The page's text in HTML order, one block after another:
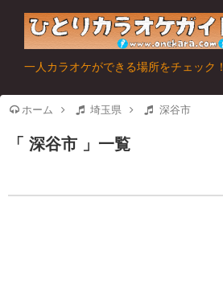
一人カラオケができる場所をチェック！
ホーム 埼玉県 深谷市
深谷市 一覧